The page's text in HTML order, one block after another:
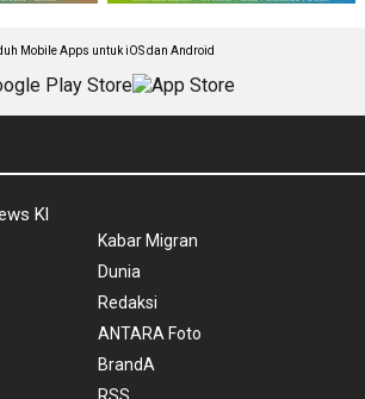
Mobile Apps untuk iOS dan Android
Kl
Kabar Migran
Dunia
Redaksi
ANTARA Foto
BrandA